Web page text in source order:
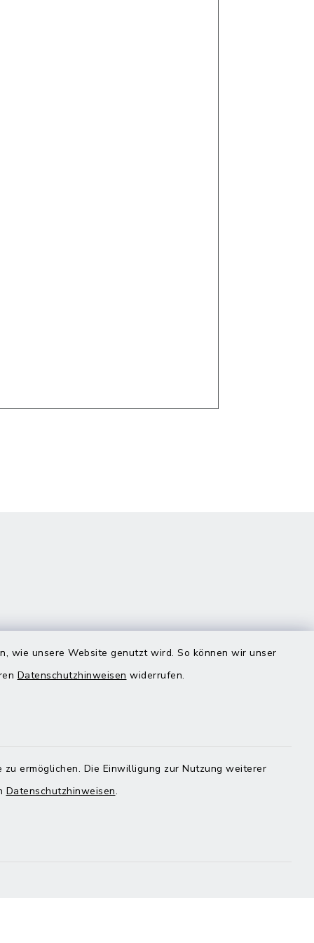
wie unsere Website genutzt wird. So können wir unser
Datenschutzhinweisen widerrufen.
ermöglichen. Die Einwilligung zur Nutzung weiterer
Datenschutzhinweisen.